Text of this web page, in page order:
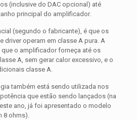
(inclusive do DAC opcional) até
principal do amplificador.
(segundo o fabricante), é que os
driver operam em classe A pura. A
o amplificador forneça até os
A, sem gerar calor excessivo, e o
classe A.
também está sendo utilizada nos
que estão sendo lançados (na
ano, já foi apresentado o modelo
8 ohms).